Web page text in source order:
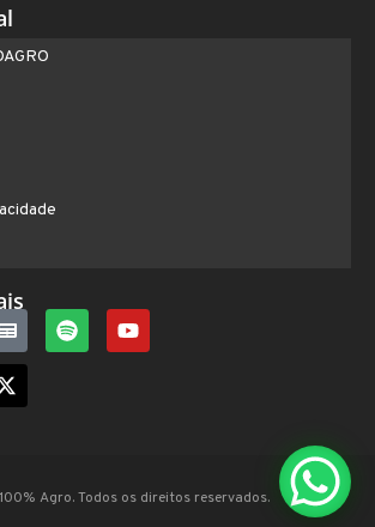
Agro. Todos os direitos reservados.